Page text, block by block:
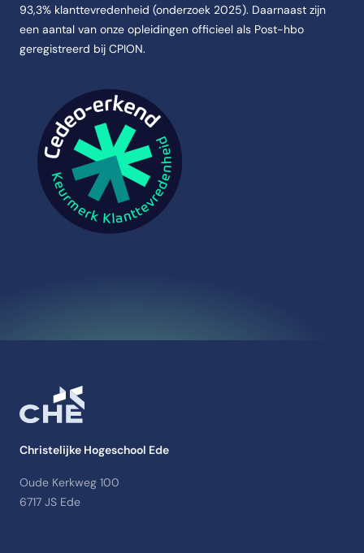
93,3% klanttevredenheid (onderzoek 2025). Daarnaast zijn
een aantal van onze opleidingen officieel als Post-hbo
geregistreerd bij CPION.
Christelijke Hogeschool Ede
Oude Kerkweg 100
6717 JS Ede